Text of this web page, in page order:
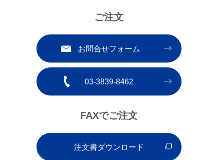
ご注文
お問合せフォーム
03-3839-8462
FAXでご注文
注文書ダウンロード